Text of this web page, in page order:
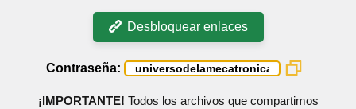
Desbloquear enlaces
Contraseña:
¡IMPORTANTE! Todos los archivos que compartimos